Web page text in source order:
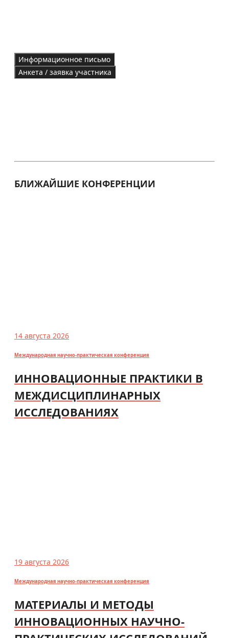
Информационное письмо
Анкета / заявка участника
БЛИЖАЙШИЕ КОНФЕРЕНЦИИ
14 августа 2026
Международная научно-практическая конференция
ИННОВАЦИОННЫЕ ПРАКТИКИ В
МЕЖДИСЦИПЛИНАРНЫХ
ИССЛЕДОВАНИЯХ
19 августа 2026
Международная научно-практическая конференция
МАТЕРИАЛЫ И МЕТОДЫ
ИННОВАЦИОННЫХ НАУЧНО-